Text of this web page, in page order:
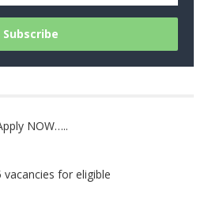
NOW…..
vacancies for eligible